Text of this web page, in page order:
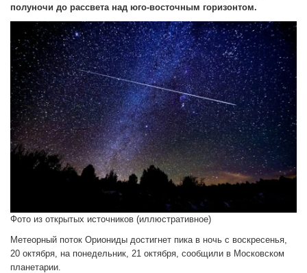
полуночи до рассвета над юго-восточным горизонтом.
Фото из открытых источников (иллюстративное)
Метеорный поток Ориониды достигнет пика в ночь с воскресенья,
20 октября, на понедельник, 21 октября, сообщили в Московском
планетарии.